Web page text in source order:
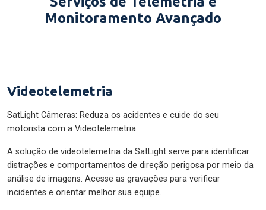
Monitoramento Avançado
Videotelemetria
SatLight Câmeras: Reduza os acidentes e cuide do seu
motorista com a Videotelemetria.
A solução de videotelemetria da SatLight serve para identificar
distrações e comportamentos de direção perigosa por meio da
análise de imagens. Acesse as gravações para verificar
incidentes e orientar melhor sua equipe.